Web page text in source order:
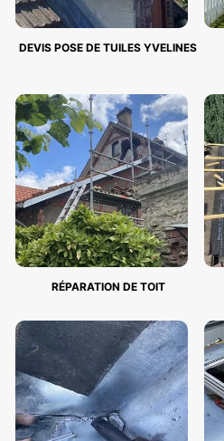
DEVIS POSE DE TUILES YVELINES
RÉPARATION DE TOIT